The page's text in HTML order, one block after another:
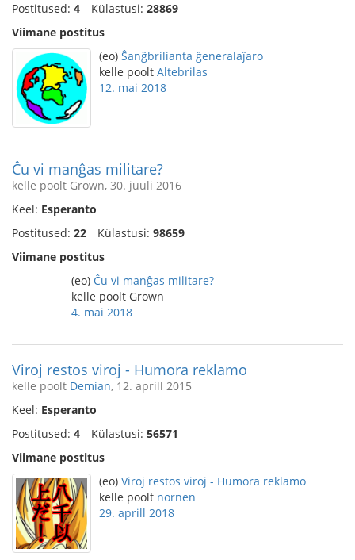
Postitused: 4 Külastusi: 28869
Viimane postitus
(eo) Ŝanĝbrilianta ĝeneralaĵaro
kelle poolt Altebrilas
12. mai 2018
Ĉu vi manĝas militare?
kelle poolt Grown, 30. juuli 2016
Keel: Esperanto
Postitused: 22 Külastusi: 98659
Viimane postitus
(eo) Ĉu vi manĝas militare?
kelle poolt Grown
4. mai 2018
Viroj restos viroj - Humora reklamo
kelle poolt Demian, 12. aprill 2015
Keel: Esperanto
Postitused: 4 Külastusi: 56571
Viimane postitus
(eo) Viroj restos viroj - Humora reklamo
kelle poolt nornen
29. aprill 2018